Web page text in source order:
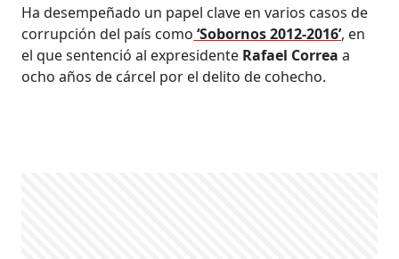
Ha desempeñado un papel clave en varios casos de
corrupción del país como ‘Sobornos 2012-2016’, en
el que sentenció al expresidente Rafael Correa a
ocho años de cárcel por el delito de cohecho.